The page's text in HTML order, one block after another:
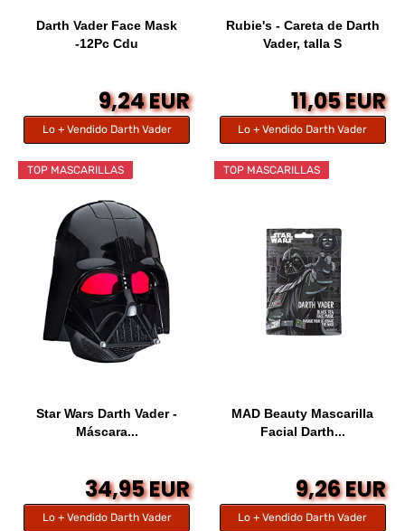
Darth Vader Face Mask
-12Pc Cdu
9,24 EUR
Lo + Vendido Darth Vader
Rubie's - Careta de Darth
Vader, talla S
11,05 EUR
Lo + Vendido Darth Vader
TOP MASCARILLAS
Star Wars Darth Vader -
Máscara...
34,95 EUR
Lo + Vendido Darth Vader
TOP MASCARILLAS
MAD Beauty Mascarilla
Facial Darth...
9,26 EUR
Lo + Vendido Darth Vader